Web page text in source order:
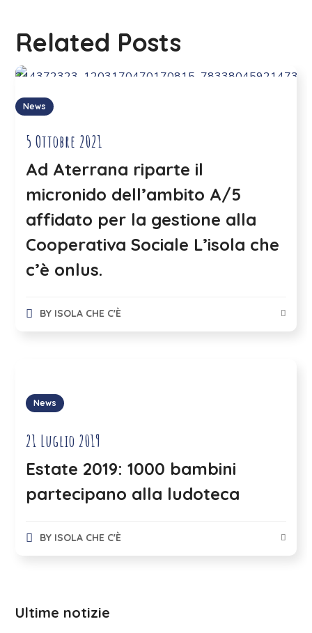
Related Posts
News
5 Ottobre 2021
Ad Aterrana riparte il
micronido dell’ambito A/5
affidato per la gestione alla
Cooperativa Sociale L’isola che
c’è onlus.
BY ISOLA CHE C'È
News
21 Luglio 2019
Estate 2019: 1000 bambini
partecipano alla ludoteca
BY ISOLA CHE C'È
Ultime notizie